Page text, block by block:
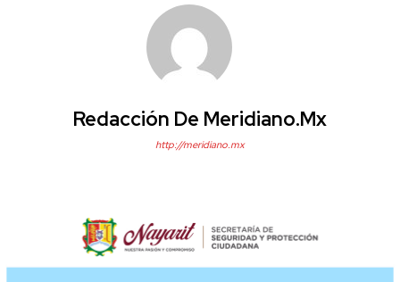
Redacción De Meridiano.mx
http://meridiano.mx